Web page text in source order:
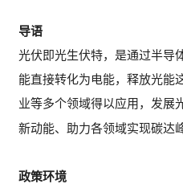
导语
光伏即光生伏特，是通过半导
能直接转化为电能，释放光能
业等多个领域得以应用，发展
新动能、助力各领域实现碳达
政策环境